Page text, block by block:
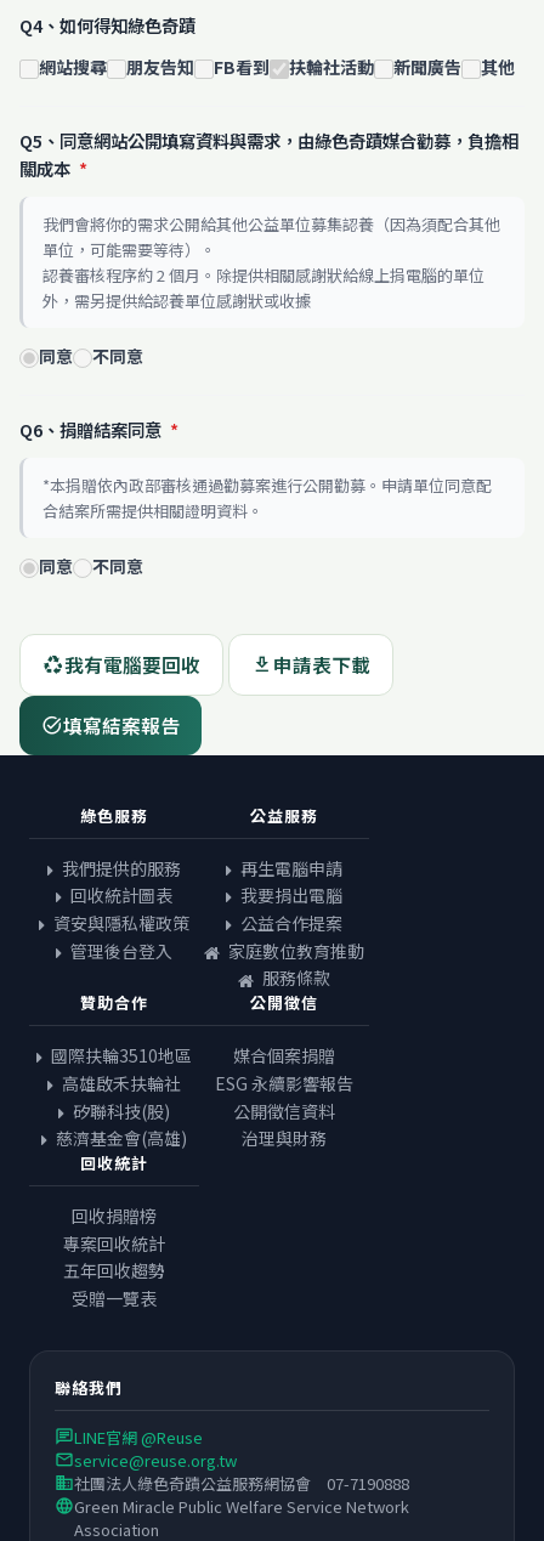
Q4、如何得知綠色奇蹟
網站搜尋 朋友告知 FB看到 扶輪社活動 新聞廣告 其他
Q5、同意網站公開填寫資料與需求，由綠色奇蹟媒合勸募，負擔相
關成本 *
我們會將你的需求公開給其他公益單位募集認養（因為須配合其他
單位，可能需要等待）。
認養審核程序約 2 個月。除提供相關感謝狀給線上捐電腦的單位
外，需另提供給認養單位感謝狀或收據
同意 不同意
Q6、捐贈結案同意 *
*本捐贈依內政部審核通過勸募案進行公開勸募。申請單位同意配
合結案所需提供相關證明資料。
同意 不同意
recycling我有電腦要回收 download 申請表下載
task_alt填寫結案報告
綠色服務
我們提供的服務
回收統計圖表
資安與隱私權政策
管理後台登入
公益服務
再生電腦申請
我要捐出電腦
公益合作提案
家庭數位教育推動
服務條款
贊助合作
國際扶輪3510地區
高雄啟禾扶輪社
矽聯科技(股)
慈濟基金會(高雄)
公開徵信
媒合個案捐贈
ESG 永續影響報告
公開徵信資料
治理與財務
回收統計
回收捐贈榜
專案回收統計
五年回收趨勢
受贈一覽表
聯絡我們
chatLINE官網 @Reuse
emailservice@reuse.org.tw
business社團法人綠色奇蹟公益服務網協會 07-7190888
languageGreen Miracle Public Welfare Service Network
Association